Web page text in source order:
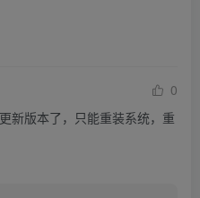
0
新版本了，只能重装系统，重